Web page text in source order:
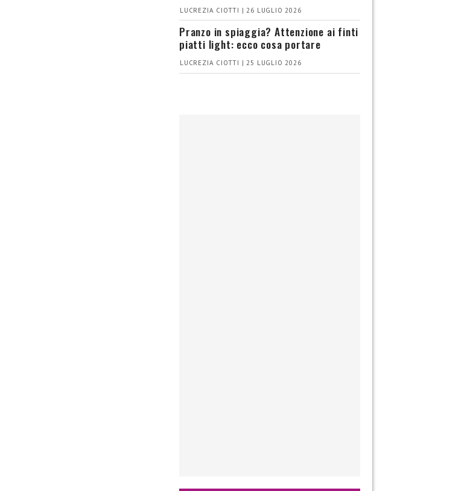
LUCREZIA CIOTTI | 26 LUGLIO 2026
Pranzo in spiaggia? Attenzione ai finti
piatti light: ecco cosa portare
LUCREZIA CIOTTI | 25 LUGLIO 2026